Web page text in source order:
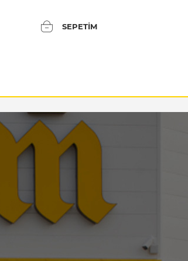
SEPETIM